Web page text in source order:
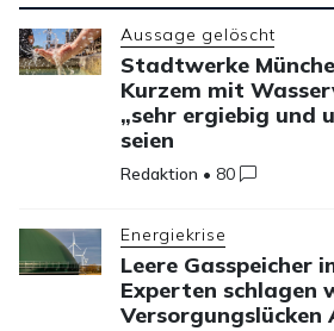
Aussage gelöscht
Stadtwerke
Kurzem mit
„sehr ergiebig und
seien
Redaktion • 80
Energiekrise
Leere Gasspeicher
Experten schlagen
Versorgungslücken